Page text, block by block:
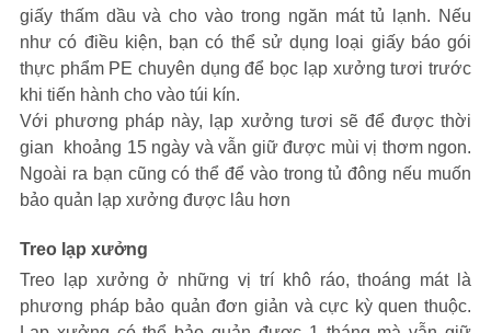
giấy thấm dầu và cho vào trong ngăn mát tủ lạnh. Nếu
như có điều kiện, bạn có thể sử dụng loại giấy báo gói
thực phẩm PE chuyên dụng để bọc lạp xưởng tươi trước
khi tiến hành cho vào túi kín.
Với phương pháp này, lạp xưởng tươi sẽ để được thời
gian khoảng 15 ngày và vẫn giữ được mùi vị thơm ngon.
Ngoài ra bạn cũng có thể để vào trong tủ đông nếu muốn
bảo quản lạp xưởng được lâu hơn
Treo lạp xưởng
Treo lạp xưởng ở những vị trí khô ráo, thoáng mát là
phương pháp bảo quản đơn giản và cực kỳ quen thuộc.